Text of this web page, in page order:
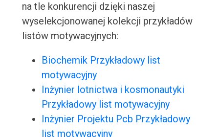
na tle konkurencji dzięki naszej
wyselekcjonowanej kolekcji przykładów
listów motywacyjnych:
Biochemik Przykładowy list
motywacyjny
Inżynier lotnictwa i kosmonautyki
Przykładowy list motywacyjny
Inżynier Projektu Pcb Przykładowy
list motywacyjny